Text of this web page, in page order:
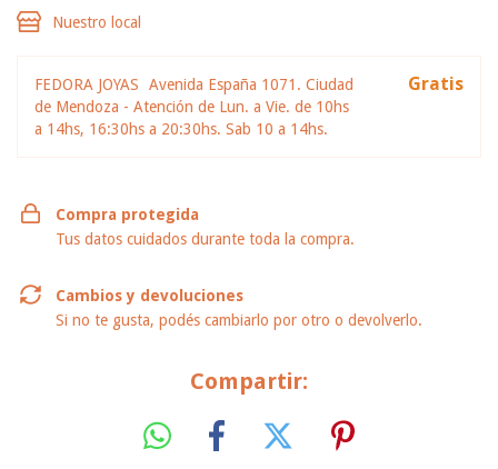
Nuestro local
FEDORA JOYAS
Avenida España 1071. Ciudad
de Mendoza - Atención de Lun. a Vie. de 10hs
a 14hs, 16:30hs a 20:30hs. Sab 10 a 14hs.
Gratis
Compra protegida
Tus datos cuidados durante toda la compra.
Cambios y devoluciones
Si no te gusta, podés cambiarlo por otro o devolverlo.
Compartir: